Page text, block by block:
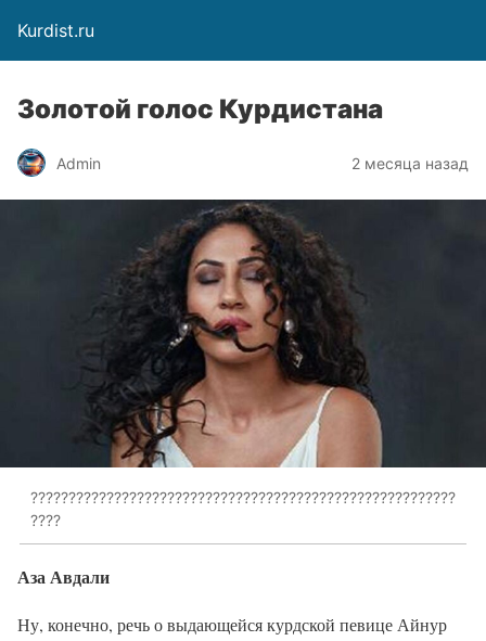
Kurdist.ru
Золотой голос Курдистана
Admin 2 месяца назад
????????????????????????????????????????????????????????
????
Аза Авдали
Ну, конечно, речь о выдающейся курдской певице Айнур